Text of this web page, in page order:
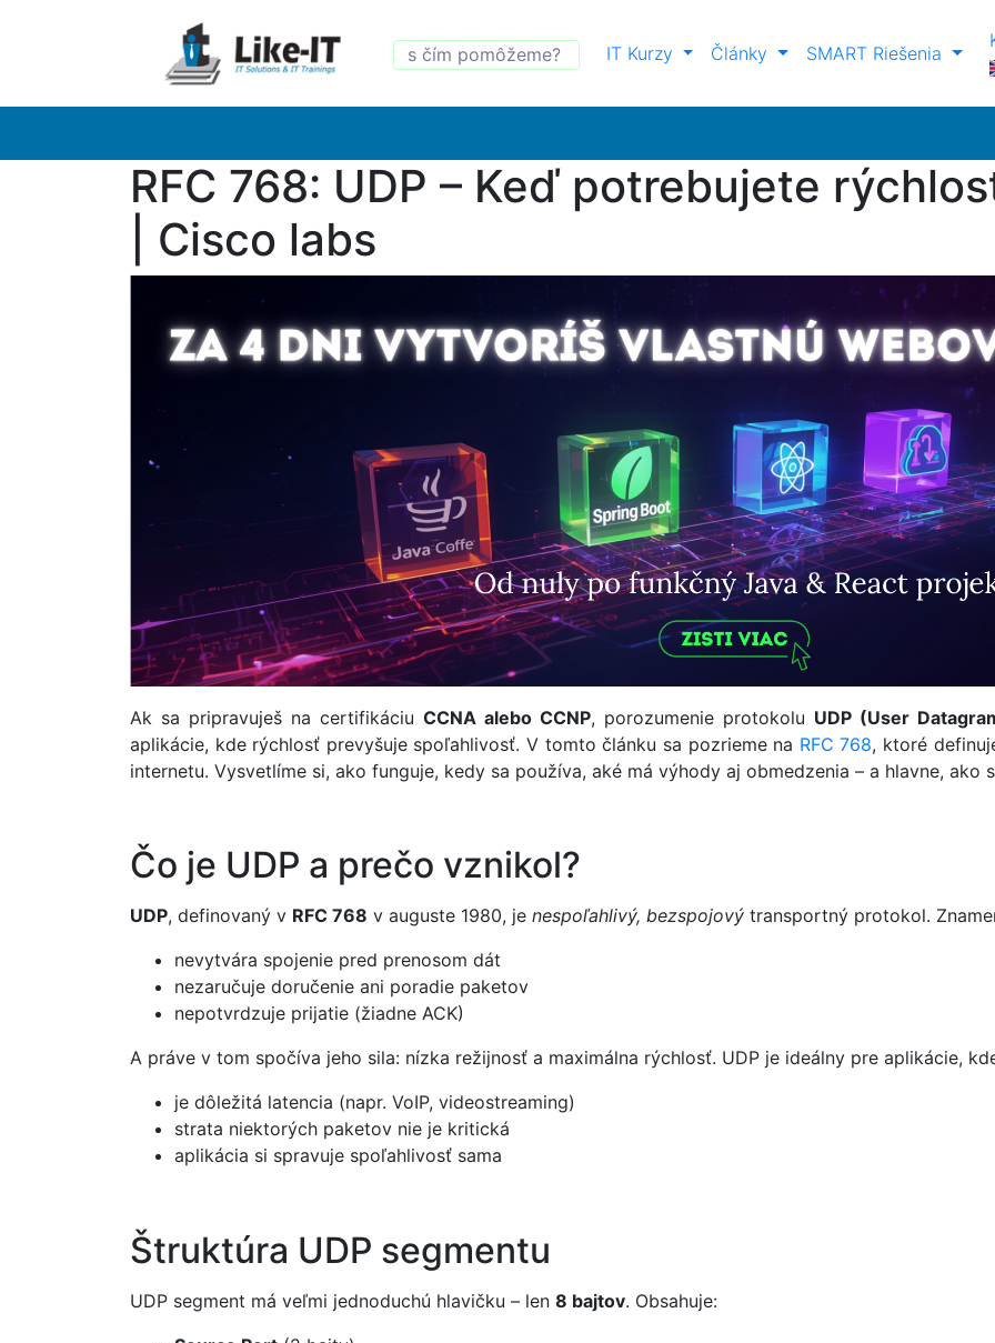
IT Kurzy Články SMART Riešenia
RFC 768: UDP – Keď potrebujete
| Cisco labs
Ak sa pripravuješ na certifikáciu CCNA alebo CCNP, porozumenie protokolu UDP (User
aplikácie, kde rýchlosť prevyšuje spoľahlivosť. V tomto článku sa pozrieme na RFC 768, ktoré
internetu. Vysvetlíme si, ako funguje, kedy sa používa, aké má výhody aj obmedzenia – a hlavne, ako
Čo je UDP a prečo vznikol?
UDP, definovaný v RFC 768 v auguste 1980, je nespoľahlivý, bezspojový transportný protokol.
nevytvára spojenie pred prenosom dát
nezaručuje doručenie ani poradie paketov
nepotvrdzuje prijatie (žiadne ACK)
A práve v tom spočíva jeho sila: nízka režijnosť a maximálna rýchlosť. UDP je ideálny pre aplikácie,
je dôležitá latencia (napr. VoIP, videostreaming)
strata niektorých paketov nie je kritická
aplikácia si spravuje spoľahlivosť sama
Štruktúra UDP segmentu
UDP segment má veľmi jednoduchú hlavičku – len 8 bajtov. Obsahuje: